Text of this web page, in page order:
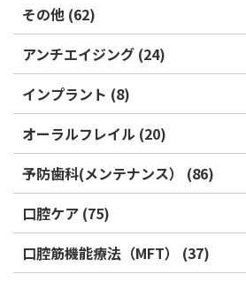
その他 (62)
アンチエイジング (24)
インプラント (8)
オーラルフレイル (20)
予防歯科(メンテナンス） (86)
口腔ケア (75)
口腔筋機能療法（MFT） (37)